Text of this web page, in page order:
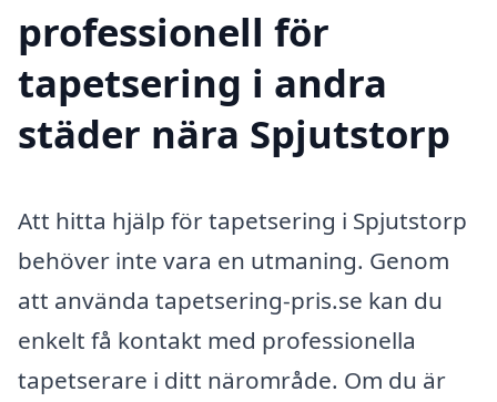
professionell för
tapetsering i andra
städer nära Spjutstorp
Att hitta hjälp för tapetsering i Spjutstorp
behöver inte vara en utmaning. Genom
att använda tapetsering-pris.se kan du
enkelt få kontakt med professionella
tapetserare i ditt närområde. Om du är